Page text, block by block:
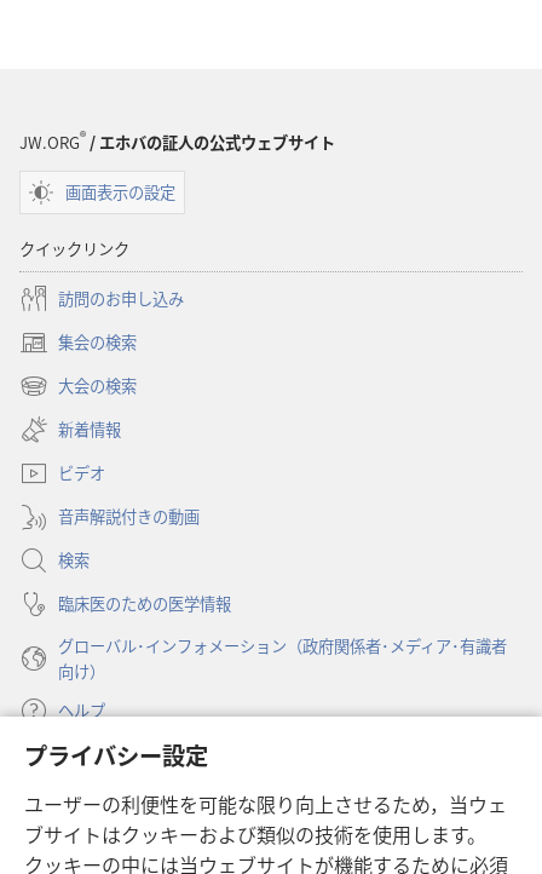
プライバシー設定
ユーザーの利便性を可能な限り向上させるため，当ウェ
ブサイトはクッキーおよび類似の技術を使用します。
クッキーの中には当ウェブサイトが機能するために必須
JW.ORG®/ エホバの証人の公式ウェブサイト
画面表示の設定
クイックリンク
訪問のお申し込み
集会の検索
（新
し
タ
で
開
く）
大会の検索
（新
し
い
タ
ブ
で
開
く）
新着情報
ビデオ
音声解説付きの動画
検索
臨床医のための医学情報
グローバル･インフォメーション（政府関係者･メディア･有識者
向け）
ヘルプ
寄付
し
い
タ
ものみの塔 オンライン・ライブラリー
（新